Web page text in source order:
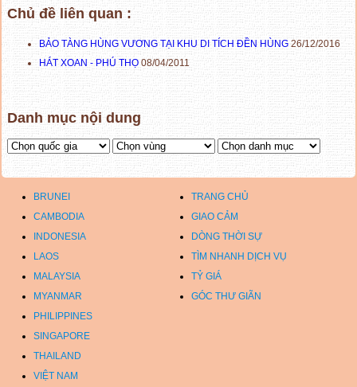
Chủ đề liên quan :
BẢO TÀNG HÙNG VƯƠNG TẠI KHU DI TÍCH ĐỀN HÙNG 26/12/2016
HÁT XOAN - PHÚ THỌ 08/04/2011
Danh mục nội dung
BRUNEI
TRANG CHỦ
CAMBODIA
GIAO CẢM
INDONESIA
DÒNG THỜI SỰ
LAOS
TÌM NHANH DỊCH VỤ
MALAYSIA
TỶ GIÁ
MYANMAR
GÓC THƯ GIÃN
PHILIPPINES
SINGAPORE
THAILAND
VIỆT NAM